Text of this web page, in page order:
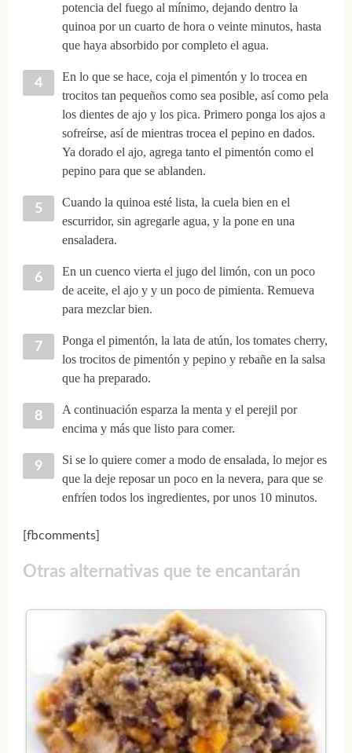
potencia del fuego al mínimo, dejando dentro la
quinoa por un cuarto de hora o veinte minutos, hasta
que haya absorbido por completo el agua.
En lo que se hace, coja el pimentón y lo trocea en
trocitos tan pequeños como sea posible, así como pela
los dientes de ajo y los pica. Primero ponga los ajos a
sofreírse, así de mientras trocea el pepino en dados.
Ya dorado el ajo, agrega tanto el pimentón como el
pepino para que se ablanden.
Cuando la quinoa esté lista, la cuela bien en el
escurridor, sin agregarle agua, y la pone en una
ensaladera.
En un cuenco vierta el jugo del limón, con un poco
de aceite, el ajo y y un poco de pimienta. Remueva
para mezclar bien.
Ponga el pimentón, la lata de atún, los tomates cherry,
los trocitos de pimentón y pepino y rebañe en la salsa
que ha preparado.
A continuación esparza la menta y el perejil por
encima y más que listo para comer.
Si se lo quiere comer a modo de ensalada, lo mejor es
que la deje reposar un poco en la nevera, para que se
enfríen todos los ingredientes, por unos 10 minutos.
[fbcomments]
Otras alternativas que te encantarán